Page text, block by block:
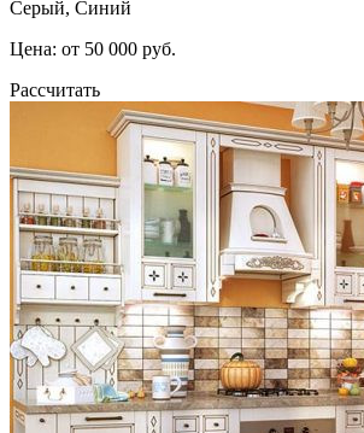
Серый, Синий
Цена: от 50 000 руб.
Рассчитать